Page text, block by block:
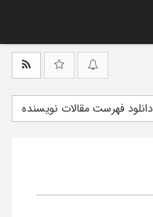
دانلود فهرست مقالات نویسنده